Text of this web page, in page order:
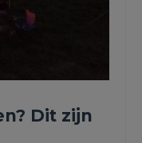
Dit zijn